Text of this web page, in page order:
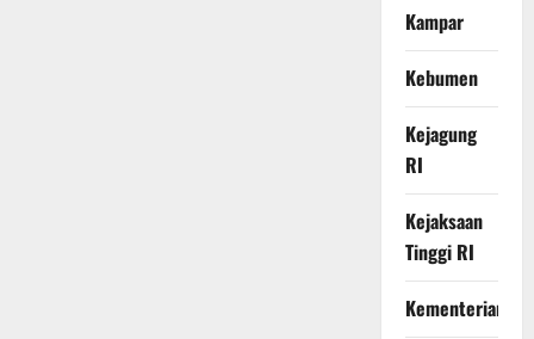
Kampar
Kebumen
Kejagung
RI
Kejaksaan
Tinggi RI
Kementerian